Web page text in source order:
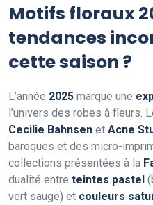
Motifs floraux
tendances
cette saison ?
L’année 2025 marque une
l’univers des robes à fleurs.
Cecilie Bahnsen et Acne
baroques et des micro-
collections présentées à la
dualité entre teintes pastel
vert sauge) et couleurs